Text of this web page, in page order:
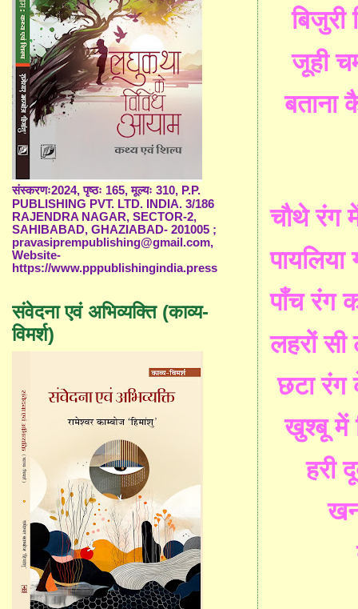
बिजुरी
जूही
बताना
चौथे रंग
पाँच रंग
लहरों
छटा रंग
खुश्बू में
हरी
संस्करणः2024, पृष्ठः 165, मूल्यः 310, P.P.
PUBLISHING PVT. LTD. INDIA. 3/186
RAJENDRA NAGAR, SECTOR-2,
SAHIBABAD, GHAZIABAD- 201005 ;
pravasiprempublishing@gmail.com,
Website-
https://www.pppublishingindia.press
संवेदना एवं अभिव्यक्ति (काव्य-
विमर्श)